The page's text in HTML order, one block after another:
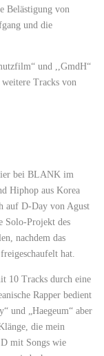
Belästigung von
und die
und ,,GmdH“
Tracks von
bei BLANK im
Hiphop aus Korea
auf D-Day von Agust
Solo-Projekt des
nachdem das
hat.
10 Tracks durch eine
Rapper bedient
und „Haegeum“ aber
die mein
mit Songs wie